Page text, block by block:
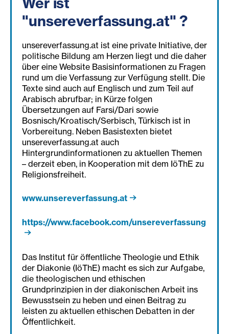
"unsereverfassung.at" ?
unsereverfassung.at ist eine private Initiative, der
politische Bildung am Herzen liegt und die daher
über eine Website Basisinformationen zu Fragen
rund um die Verfassung zur Verfügung stellt. Die
Texte sind auch auf Englisch und zum Teil auf
Arabisch abrufbar; in Kürze folgen
Übersetzungen auf Farsi/Dari sowie
Bosnisch/Kroatisch/Serbisch, Türkisch ist in
Vorbereitung. Neben Basistexten bietet
unsereverfassung.at auch
Hintergrundinformationen zu aktuellen Themen
– derzeit eben, in Kooperation mit dem IöThE zu
Religionsfreiheit.
www.unsereverfassung.at
https://www.facebook.com/unsereverfassung
Das Institut für öffentliche Theologie und Ethik
der Diakonie (IöThE) macht es sich zur Aufgabe,
die theologischen und ethischen
Grundprinzipien in der diakonischen Arbeit ins
Bewusstsein zu heben und einen Beitrag zu
leisten zu aktuellen ethischen Debatten in der
Öffentlichkeit.